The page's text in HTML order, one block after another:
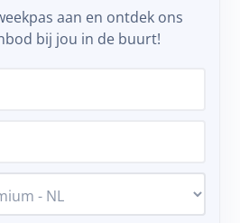
aan en ontdek ons
bij jou in de buurt!